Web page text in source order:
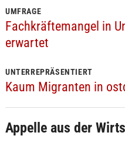
UMFRAGE
Fachkräftemangel in
erwartet
UNTERREPRÄSENTIERT
Kaum Migranten in
Appelle aus der